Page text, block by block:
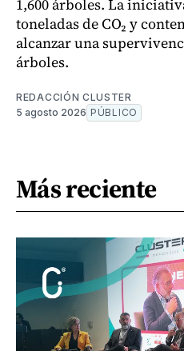
1,600 árboles. La
toneladas de CO₂ y
alcanzar una
árboles.
REDACCIÓN CLUSTER
5 agosto 2026 PÚBLICO
Más reciente